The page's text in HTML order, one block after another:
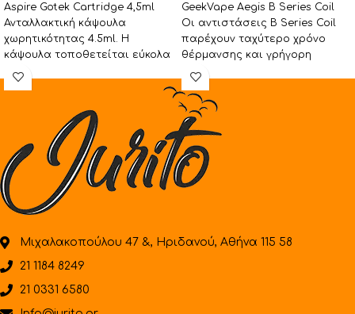
Aspire Gotek Cartridge 4,5ml
Ανταλλακτική κάψουλα
χωρητικότητας 4.5ml. Η
κάψουλα τοποθετείται εύκολα
στο pod. Στο εσωτερικό της
GeekVape Aegis B Series Coil
Οι αντιστάσεις B Series Coil
παρέχουν ταχύτερο χρόνο
θέρμανσης και γρήγορη
απορροφητικότητα δίνοντας
Μιχαλακοπούλου 47 &, Ηριδανού, Αθήνα 115 58
21 1184 8249
21 0331 6580